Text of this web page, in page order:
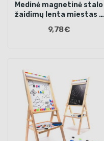
Medinė magnetinė stalo
žaidimų lenta miestas 2
9,78 €